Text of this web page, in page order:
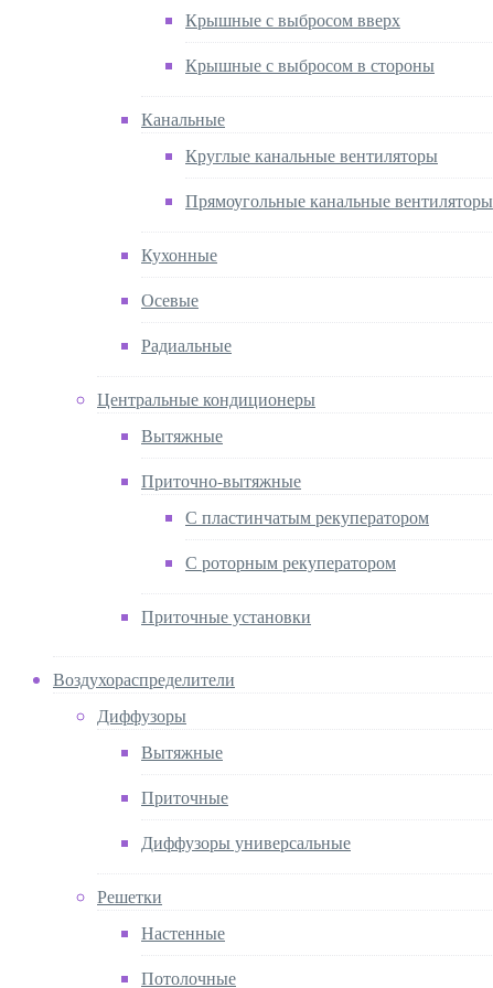
Крышные с выбросом вверх
Крышные с выбросом в стороны
Канальные
Круглые канальные вентиляторы
Прямоугольные канальные вентиляторы
Кухонные
Осевые
Радиальные
Центральные кондиционеры
Вытяжные
Приточно-вытяжные
С пластинчатым рекуператором
С роторным рекуператором
Приточные установки
Воздухораспределители
Диффузоры
Вытяжные
Приточные
Диффузоры универсальные
Решетки
Настенные
Потолочные